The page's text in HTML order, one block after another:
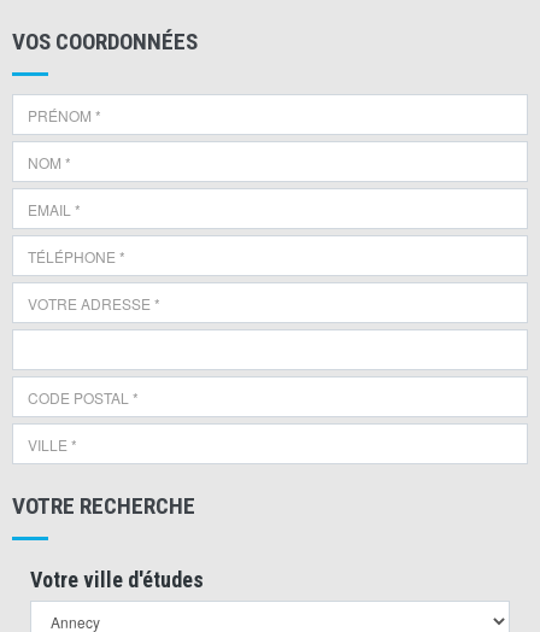
VOS COORDONNÉES
VOTRE RECHERCHE
Votre ville d'études